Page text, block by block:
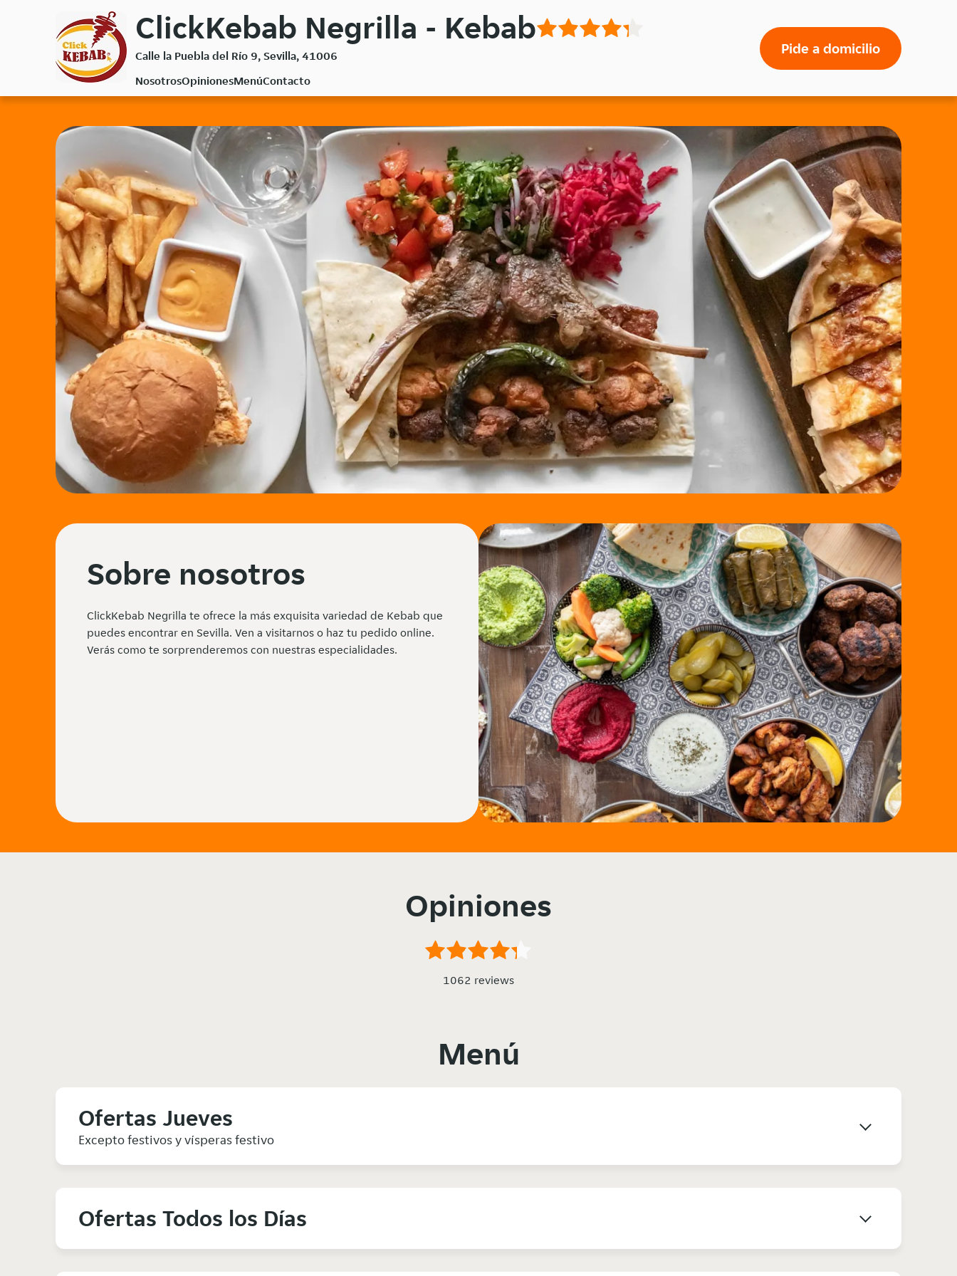
ClickKebab Negrilla - Kebab
Calle la Puebla del Río 9, Sevilla, 41006 Pide a domicilio
NosotrosOpinionesMenúContacto
Sobre nosotros
ClickKebab Negrilla te ofrece la más exquisita variedad de Kebab que
puedes encontrar en Sevilla. Ven a visitarnos o haz tu pedido online.
Verás como te sorprenderemos con nuestras especialidades.
Opiniones
1062 reviews
Menú
Ofertas Jueves
Excepto festivos y vísperas festivo
Ofertas Todos los Días